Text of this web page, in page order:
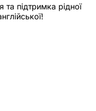
підтримка рідної